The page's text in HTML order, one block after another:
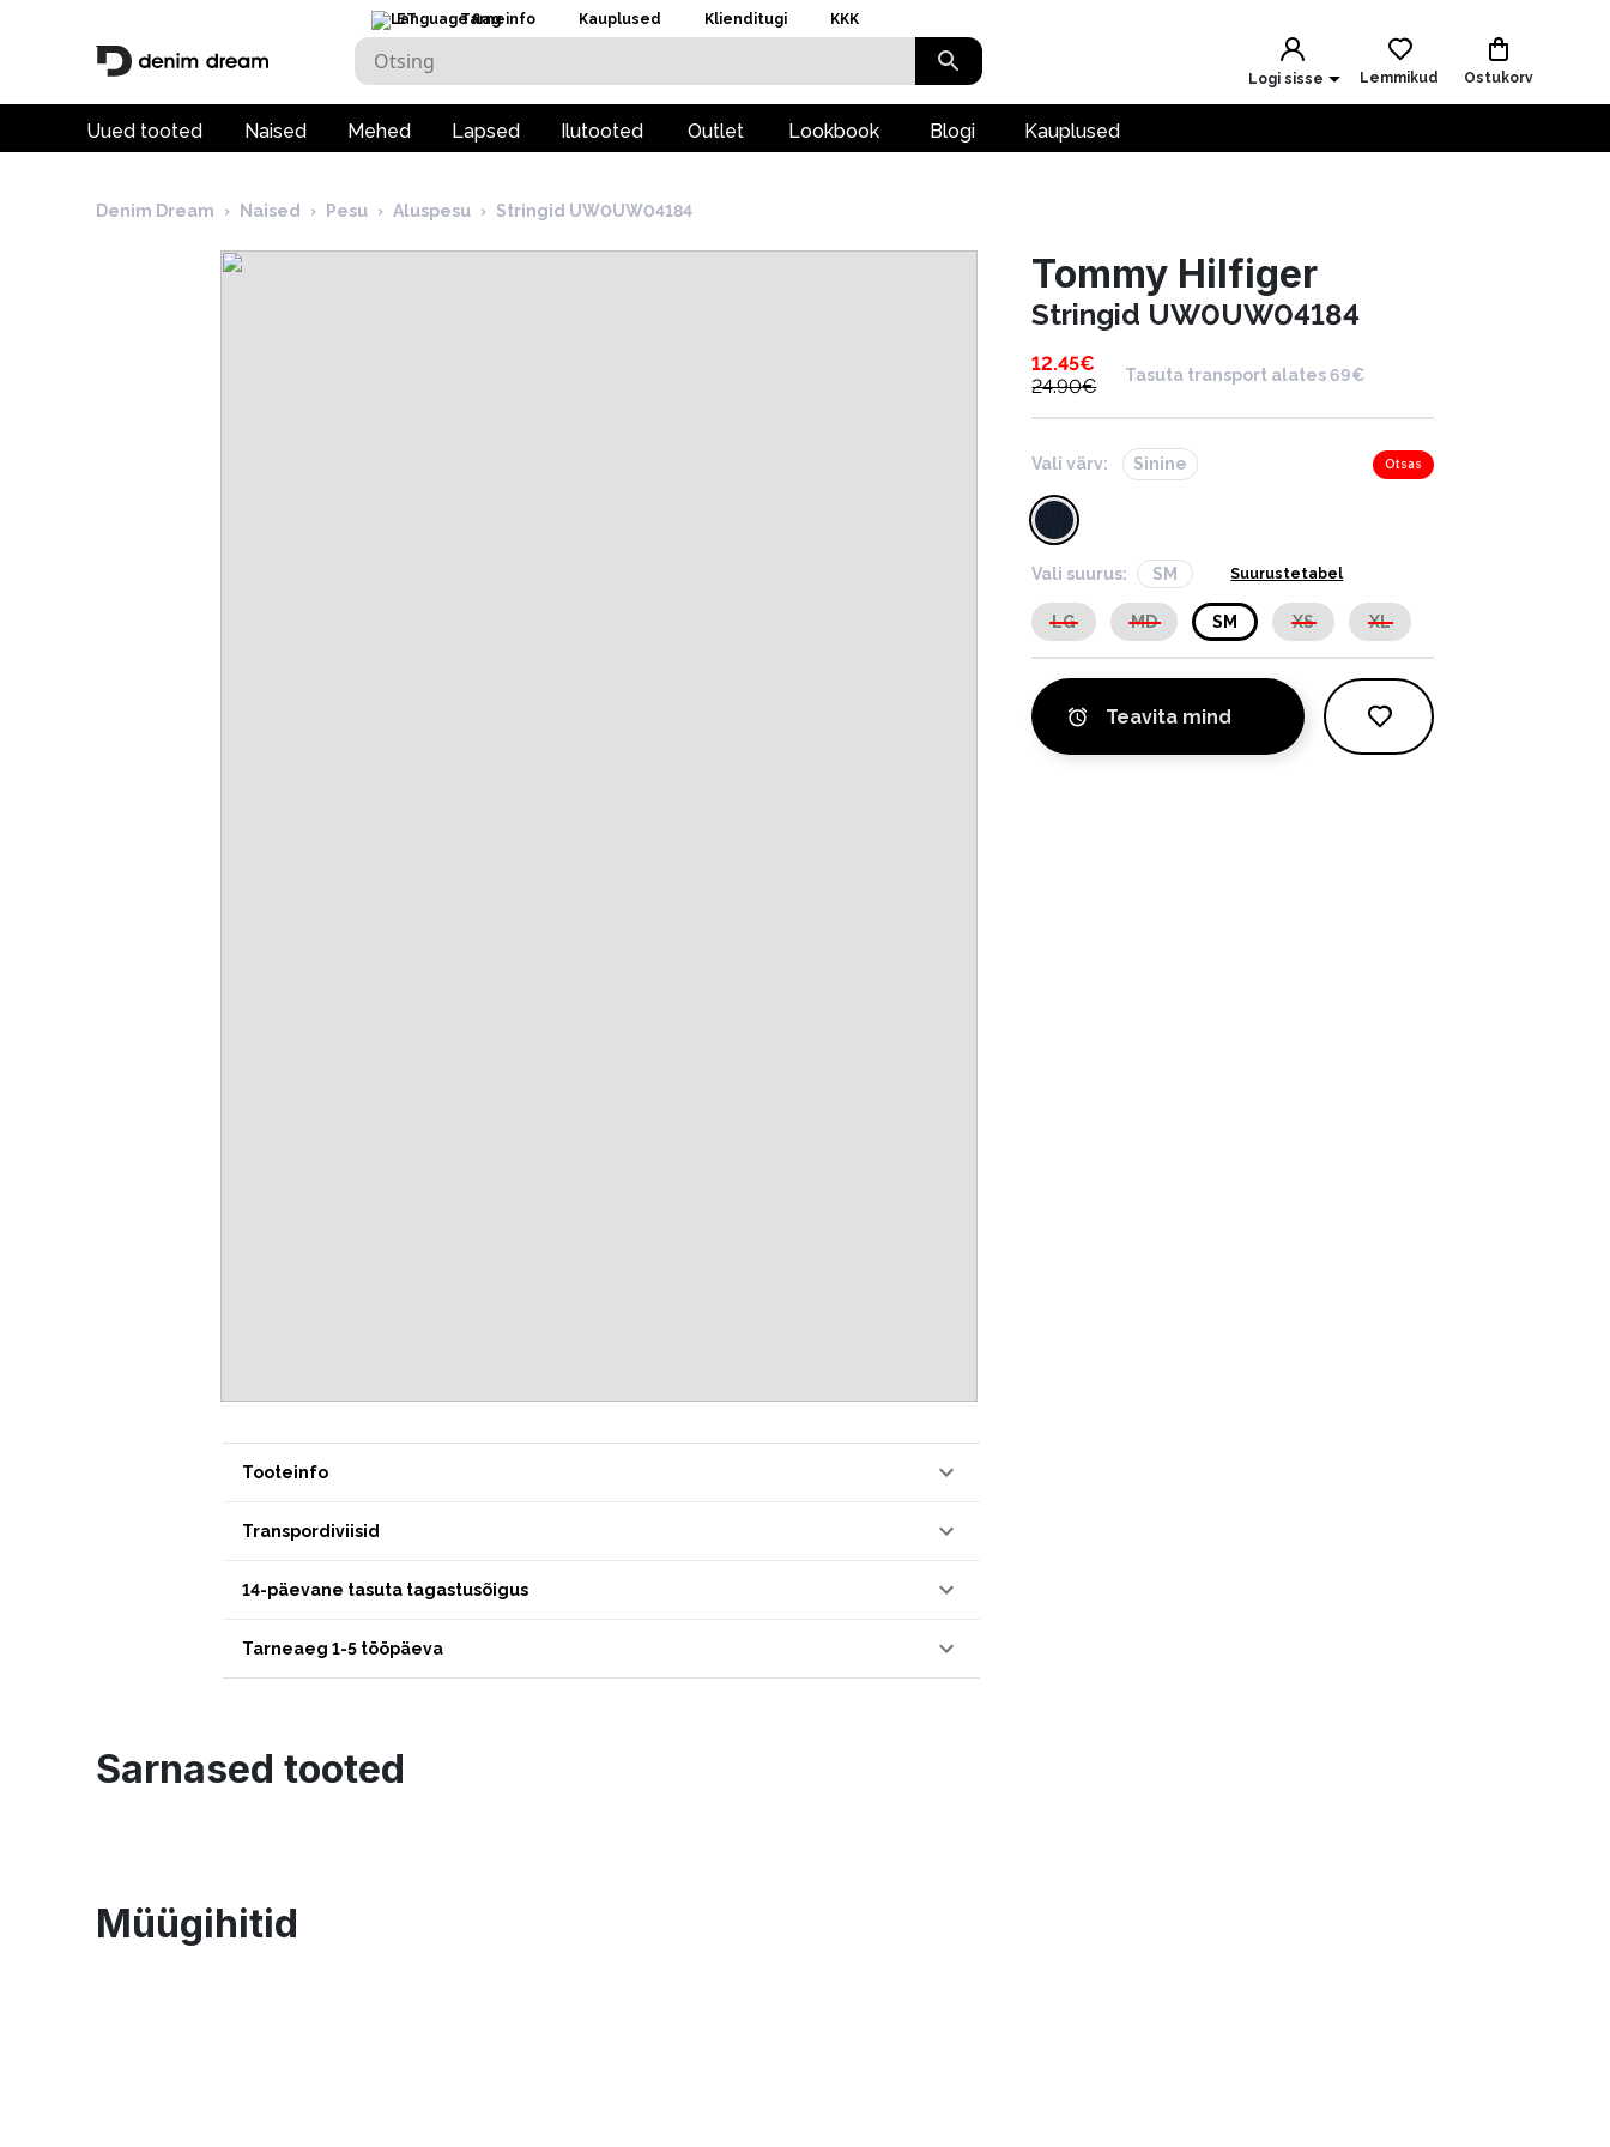
ET Tarneinfo Kauplused Klienditugi KKK
Logi sisse Lemmikud Ostukorv
Uued tooted Naised Mehed Lapsed Ilutooted Outlet Lookbook Blogi Kauplused
Denim Dream › Naised › Pesu › Aluspesu › Stringid UW0UW04184
Tooteinfo
Transpordiviisid
14-päevane tasuta tagastusõigus
Tarneaeg 1-5 tööpäeva
Tommy Hilfiger
Stringid UW0UW04184
12.45€
24.90€
Tasuta transport alates 69€
Vali värv: Sinine Otsas
Vali suurus: SM Suurustetabel
LG MD SM XS XL
Teavita mind
Sarnased tooted
Müügihitid